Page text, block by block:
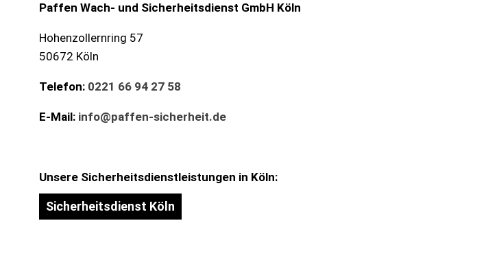
Paffen Wach- und Sicherheitsdienst GmbH Köln
Hohenzollernring 57
50672 Köln
Telefon: 0221 66 94 27 58
E-Mail: info@paffen-sicherheit.de
Unsere Sicherheitsdienstleistungen in Köln:
Sicherheitsdienst Köln